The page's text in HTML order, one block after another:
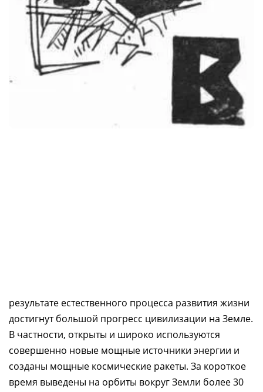
результате естественного процесса развития жизни
достигнут большой прогресс цивилизации на Земле.
В частности, открыты и широко используются
совершенно новые мощные источники энергии и
созданы мощные космические ракеты. За короткое
время выведены на орбиты вокруг Земли более 30